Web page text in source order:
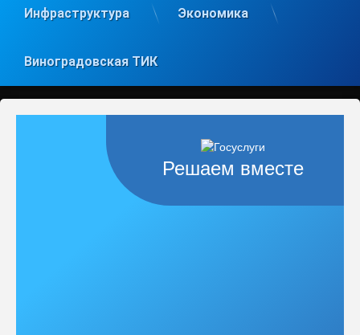
Инфраструктура Экономика
Виноградовская ТИК
Решаем вместе